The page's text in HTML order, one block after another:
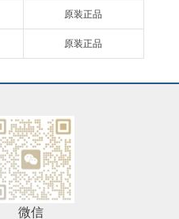
原装正品
原装正品
微信